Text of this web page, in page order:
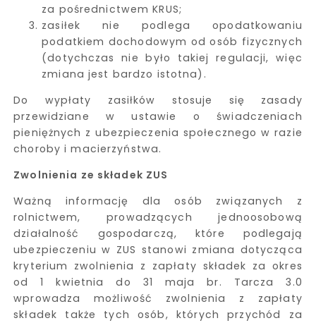
za pośrednictwem KRUS;
zasiłek nie podlega opodatkowaniu
podatkiem dochodowym od osób fizycznych
(dotychczas nie było takiej regulacji, więc
zmiana jest bardzo istotna).
Do wypłaty zasiłków stosuje się zasady
przewidziane w ustawie o świadczeniach
pieniężnych z ubezpieczenia społecznego w razie
choroby i macierzyństwa.
Zwolnienia ze składek ZUS
Ważną informację dla osób związanych z
rolnictwem, prowadzących jednoosobową
działalność gospodarczą, które podlegają
ubezpieczeniu w ZUS stanowi zmiana dotycząca
kryterium zwolnienia z zapłaty składek za okres
od 1 kwietnia do 31 maja br. Tarcza 3.0
wprowadza możliwość zwolnienia z zapłaty
składek także tych osób, których przychód za